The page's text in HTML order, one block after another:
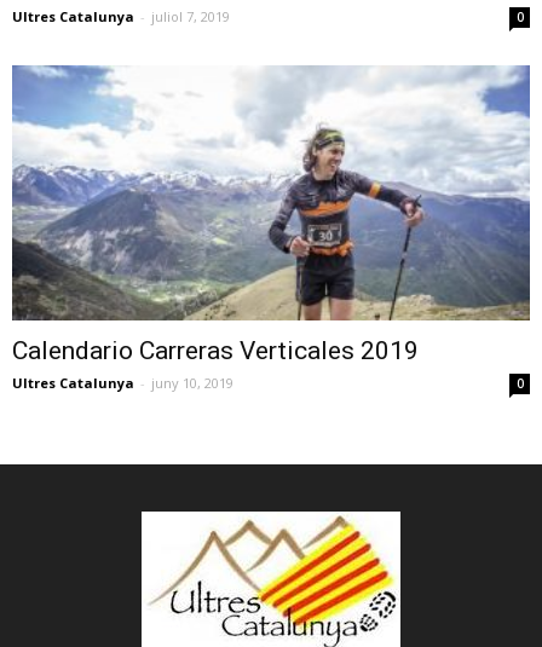
Ultres Catalunya - juliol 7, 2019 0
Calendario Carreras Verticales 2019
Ultres Catalunya - juny 10, 2019 0